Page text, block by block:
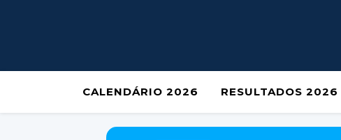
CALENDÁRIO 2026 RESULTADOS 2026